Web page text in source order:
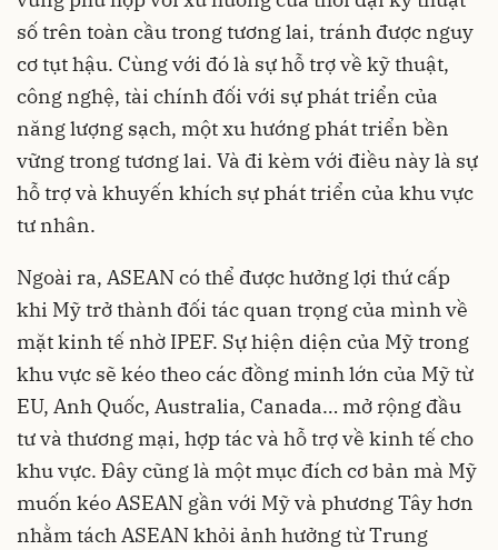
số trên toàn cầu trong tương lai, tránh được nguy
cơ tụt hậu. Cùng với đó là sự hỗ trợ về kỹ thuật,
công nghệ, tài chính đối với sự phát triển của
năng lượng sạch, một xu hướng phát triển bền
vững trong tương lai. Và đi kèm với điều này là sự
hỗ trợ và khuyến khích sự phát triển của khu vực
tư nhân.
Ngoài ra, ASEAN có thể được hưởng lợi thứ cấp
khi Mỹ trở thành đối tác quan trọng của mình về
mặt kinh tế nhờ IPEF. Sự hiện diện của Mỹ trong
khu vực sẽ kéo theo các đồng minh lớn của Mỹ từ
EU, Anh Quốc, Australia, Canada… mở rộng đầu
tư và thương mại, hợp tác và hỗ trợ về kinh tế cho
khu vực. Đây cũng là một mục đích cơ bản mà Mỹ
muốn kéo ASEAN gần với Mỹ và phương Tây hơn
nhằm tách ASEAN khỏi ảnh hưởng từ Trung